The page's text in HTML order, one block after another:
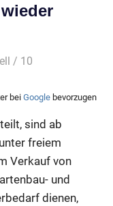
/ 10
beiGoogle bevorzugen
sind ab
freiem
Verkauf von
und
dienen,